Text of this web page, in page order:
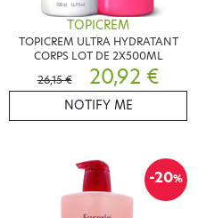
TOPICREM
TOPICREM ULTRA HYDRATANT
CORPS LOT DE 2X500ML
26,15 €
20,92 €
NOTIFY ME
-20%